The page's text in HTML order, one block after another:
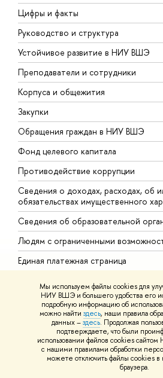
Мы используем файлы cookies для
НИУ ВШЭ и большего удобства его
подробную информацию об
можно найти здесь, наши правила
данных –здесь. Продолжая
подтверждаете, что были
использовании файлов cookies
с нашими правилами обработки
можете отключить файлы cookies в
браузера.
Цифры и факты
Руководство и структура
Устойчивое развитие в НИУ ВШЭ
Преподаватели и сотрудники
Корпуса и общежития
Закупки
Обращения граждан в НИУ ВШЭ
Фонд целевого капитала
Противодействие коррупции
Сведения о доходах, расходах, об
обязательствах имущественного
Сведения об образовательной
Людям с ограниченными
Единая платежная страница
http://www.minobrnauki.gov.ru/
Министерство науки и высшего
https://edu.gov.ru/
Министерство просвещения РФ